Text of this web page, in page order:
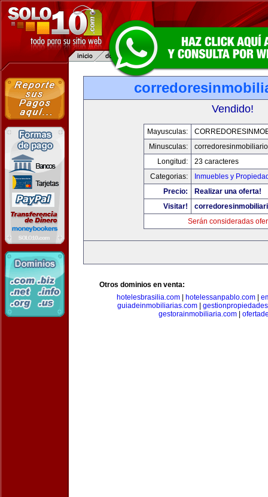
Vendido!
Mayusculas:
Minusculas:
Longitud:
23 caracteres
Categorias:
Inmuebles y
Precio:
Realizar una oferta!
Visitar!
Serán consideradas
Otros dominios en venta:
hotelesbrasilia.com| hotelessanpablo.com|
guiadeinmobiliarias.com|
gestorainmobiliaria.com|